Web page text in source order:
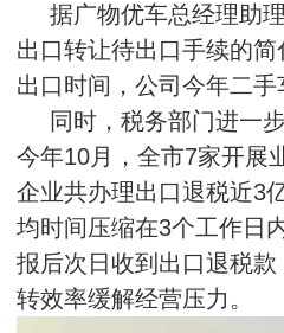
据广物优车总经理助
出口转让待出口手续的
出口时间，公司今年二手
同时，税务部门进一
今年10月，全市7家开展
企业共办理出口退税近3
均时间压缩在3个工作日
报后次日收到出口退税
转效率缓解经营压力。